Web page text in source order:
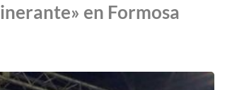
en Formosa